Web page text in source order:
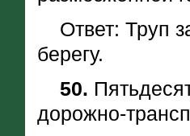
Ответ: Труп
берегу.
50.
дорожно-